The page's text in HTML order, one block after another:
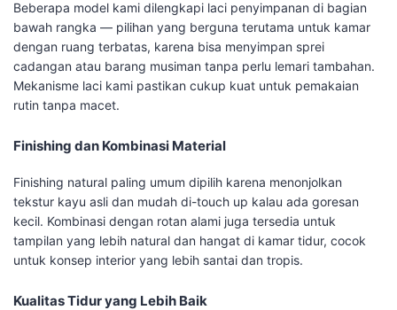
Beberapa model kami dilengkapi laci penyimpanan di bagian
bawah rangka — pilihan yang berguna terutama untuk kamar
dengan ruang terbatas, karena bisa menyimpan sprei
cadangan atau barang musiman tanpa perlu lemari tambahan.
Mekanisme laci kami pastikan cukup kuat untuk pemakaian
rutin tanpa macet.
Finishing dan Kombinasi Material
Finishing natural paling umum dipilih karena menonjolkan
tekstur kayu asli dan mudah di-touch up kalau ada goresan
kecil. Kombinasi dengan rotan alami juga tersedia untuk
tampilan yang lebih natural dan hangat di kamar tidur, cocok
untuk konsep interior yang lebih santai dan tropis.
Kualitas Tidur yang Lebih Baik